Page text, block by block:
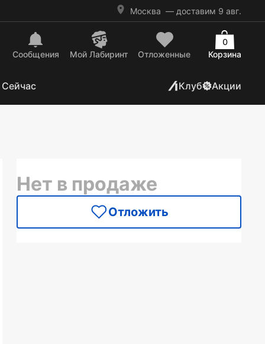
Москва — доставим 9 авг.
Сообщения Mой Лабиринт Отложенные Корзина
0
Клуб Акции
Нет в продаже
Отложить